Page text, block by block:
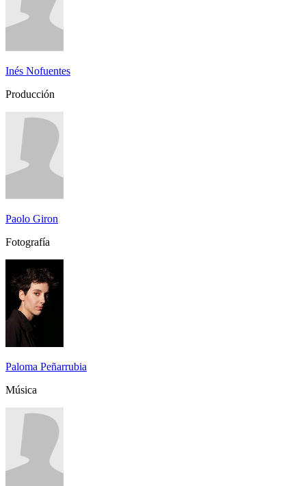
Inés Nofuentes
Producción
Paolo Giron
Fotografía
Paloma Peñarrubia
Música